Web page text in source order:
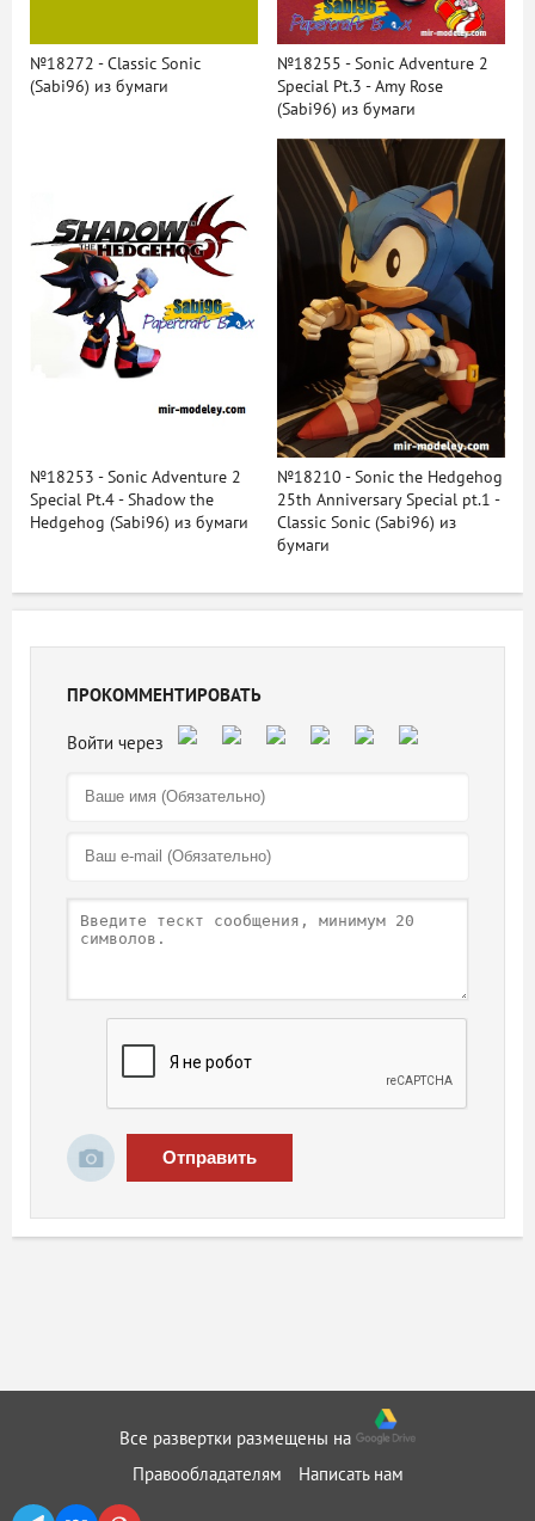
№18272 - Classic Sonic
(Sabi96) из бумаги
№18255 - Sonic Adventure 2
Special Pt.3 - Amy Rose
(Sabi96) из бумаги
№18253 - Sonic Adventure 2
Special Pt.4 - Shadow the
Hedgehog (Sabi96) из бумаги
№18210 - Sonic the Hedgehog
25th Anniversary Special pt.1 -
Classic Sonic (Sabi96) из
бумаги
ПРОКОММЕНТИРОВАТЬ
Отправить
Все развертки размещены на
Правообладателям
Написать нам